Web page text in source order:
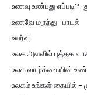
உணவு உண்பது எப்படி?-
உணவே மருந்து- பாடல்
உயர்வு
உலக அளவில் புத்தக
உலக வாழ்க்கையின்
உலகம் உங்கள் கையில் -